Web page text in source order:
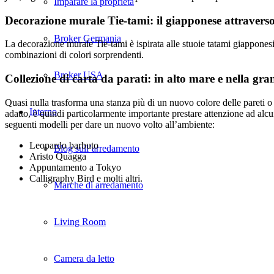
Broker Germania
Broker USA
Interno
Blog sull’arredamento
Marche di arredamento
Living Room
Camera da letto
Decorazione murale Tie-tami: il giapponese
La decorazione murale Tie-tami è ispirata alle stuoie tatami
combinazioni di colori sorprendenti.
Collezione di carta da parati: in alto mare e nella
Quasi nulla trasforma una stanza più di un nuovo colore delle pareti
adatto, è quindi particolarmente importante prestare attenzione ad
seguenti modelli per dare un nuovo volto all’ambiente:
Leopardo barbuto
Aristo Quagga
Appuntamento a Tokyo
Calligraphy Bird e molti altri.